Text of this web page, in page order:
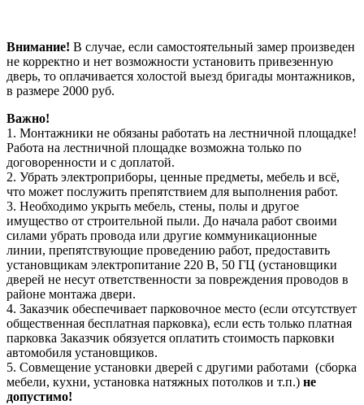
Внимание! В случае, если самостоятельный замер произведен
не корректно и нет возможности установить привезенную
дверь, то оплачивается холостой выезд бригады монтажников,
в размере 2000 руб.
Важно!
1. Монтажники не обязаны работать на лестничной площадке!
Работа на лестничной площадке возможна только по
договоренности и с доплатой.
2. Убрать электроприборы, ценные предметы, мебель и всё,
что может послужить препятствием для выполнения работ.
3. Необходимо укрыть мебель, стены, полы и другое
имущество от строительной пыли. До начала работ своими
силами убрать провода или другие коммуникационные
линии, препятствующие проведению работ, предоставить
установщикам электропитание 220 В, 50 ГЦ (установщики
дверей не несут ответственности за повреждения проводов в
районе монтажа двери.
4. Заказчик обеспечивает парковочное место (если отсутствует
общественная бесплатная парковка), если есть только платная
парковка Заказчик обязуется оплатить стоимость парковки
автомобиля установщиков.
5. Совмещение установки дверей с другими работами (сборка
мебели, кухни, установка натяжных потолков и т.п.) не
допустимо!